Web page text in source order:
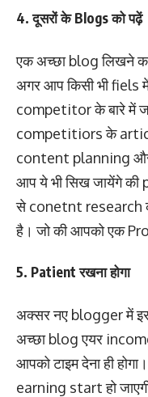
4. दूसरों के Blogs को पढ़ें
एक अच्छा blog लिखने
अगर आप किसी भी fiels
competitor के बारे में
competitiors के
content planning और
आप ये भी सिख जायेंगे
से conetnt research
है। जो की आपको एक
5. Patient रखना होगा
अक्सर नए blogger में
अच्छा blog एयर
आपको टाइम देना ही
earning start हो